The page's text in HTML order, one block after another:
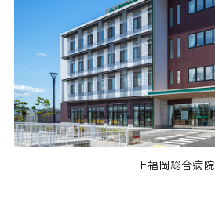
上福岡総合病院